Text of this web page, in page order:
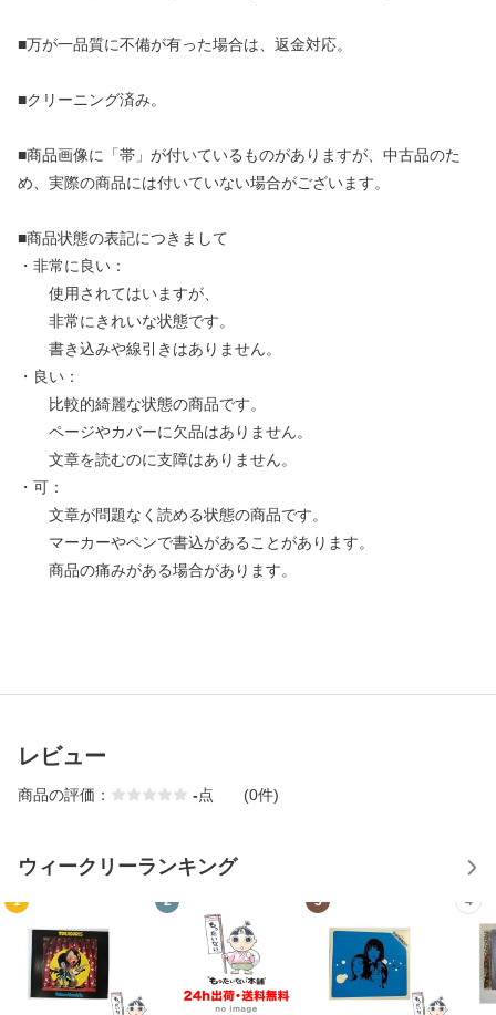
■万が一品質に不備が有った場合は、返金対応。
■クリーニング済み。
■商品画像に「帯」が付いているものがありますが、中古品のた
め、実際の商品には付いていない場合がございます。
■商品状態の表記につきまして
・非常に良い：
使用されてはいますが、
非常にきれいな状態です。
書き込みや線引きはありません。
・良い：
比較的綺麗な状態の商品です。
ページやカバーに欠品はありません。
文章を読むのに支障はありません。
・可：
文章が問題なく読める状態の商品です。
マーカーやペンで書込があることがあります。
商品の痛みがある場合があります。
レビュー
商品の評価： -点 (0件)
ウィークリーランキング
1 2 3 4